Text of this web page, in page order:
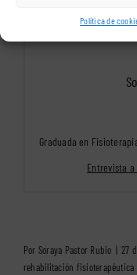
Política de
Graduada en
Entrevista
Por Soraya Pastor Rubio 27
rehabilitación fisioterapéutica